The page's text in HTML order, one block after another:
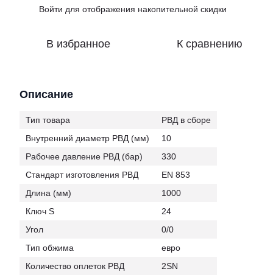
Войти для отображения накопительной скидки
В избранное К сравнению
Описание
Тип товара
РВД в сборе
Внутренний диаметр РВД (мм)
10
Рабочее давление РВД (бар)
330
Стандарт изготовления РВД
EN 853
Длина (мм)
1000
Ключ S
24
Угол
0/0
Тип обжима
евро
Количество оплеток РВД
2SN